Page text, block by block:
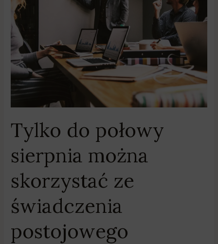
Tylko do połowy
sierpnia można
skorzystać ze
świadczenia
postojowego
do
połowy
sierpnia
można
skorzystać
ze
świadczenia
postojowego